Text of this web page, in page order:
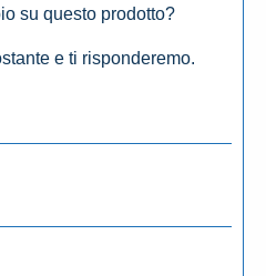
su questo prodotto?
e ti risponderemo.